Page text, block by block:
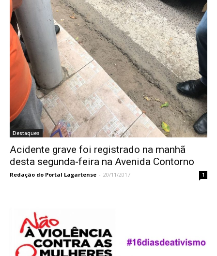
Destaques
Acidente grave foi registrado na manhã
desta segunda-feira na Avenida Contorno
Redação do Portal Lagartense - 20/11/2017 1